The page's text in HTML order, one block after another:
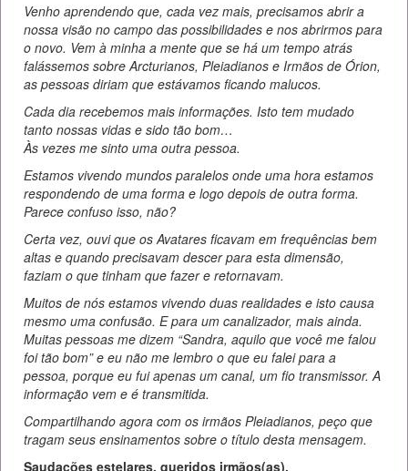
Venho aprendendo que, cada vez mais, precisamos abrir a
nossa visão no campo das possibilidades e nos abrirmos para
o novo. Vem à minha a mente que se há um tempo atrás
falássemos sobre Arcturianos, Pleiadianos e Irmãos de Órion,
as pessoas diriam que estávamos ficando malucos.
Cada dia recebemos mais informações. Isto tem mudado
tanto nossas vidas e sido tão bom…
Às vezes me sinto uma outra pessoa.
Estamos vivendo mundos paralelos onde uma hora estamos
respondendo de uma forma e logo depois de outra forma.
Parece confuso isso, não?
Certa vez, ouvi que os Avatares ficavam em frequências bem
altas e quando precisavam descer para esta dimensão,
faziam o que tinham que fazer e retornavam.
Muitos de nós estamos vivendo duas realidades e isto causa
mesmo uma confusão. E para um canalizador, mais ainda.
Muitas pessoas me dizem “Sandra, aquilo que você me falou
foi tão bom” e eu não me lembro o que eu falei para a
pessoa, porque eu fui apenas um canal, um fio transmissor. A
informação vem e é transmitida.
Compartilhando agora com os irmãos Pleiadianos, peço que
tragam seus ensinamentos sobre o título desta mensagem.
Saudações estelares, queridos irmãos(as).